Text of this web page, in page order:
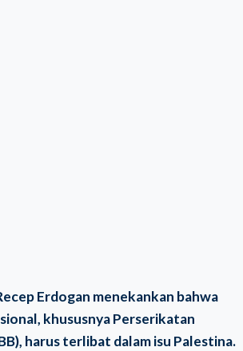
Erdogan menekankan bahwa
khususnya Perserikatan
harus terlibat dalam isu Palestina.